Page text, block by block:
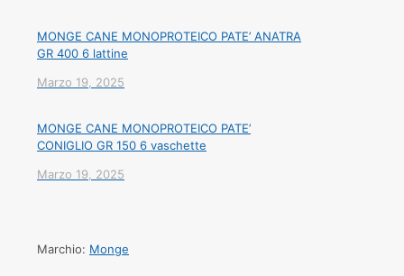
MONGE CANE MONOPROTEICO PATE’ ANATRA
GR 400 6 lattine
Marzo 19, 2025
MONGE CANE MONOPROTEICO PATE’
CONIGLIO GR 150 6 vaschette
Marzo 19, 2025
Marchio: Monge